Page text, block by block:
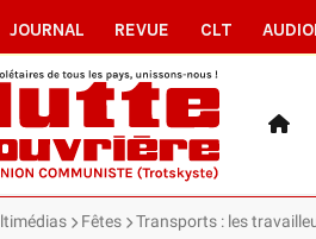
JOURNAL REVUE CLT
Fêtes Transports : les